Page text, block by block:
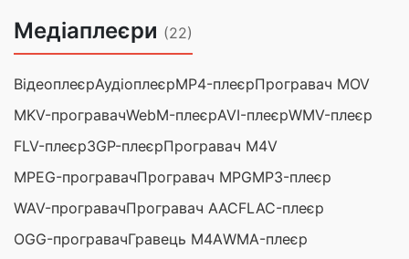
Медіаплеєри (22)
ВідеоплеєрАудіоплеєрMP4-плеєрПрогравач MOV
MKV-програвачWebM-плеєрAVI-плеєрWMV-плеєр
FLV-плеєр3GP-плеєрПрогравач M4V
MPEG-програвачПрогравач MPGMP3-плеєр
WAV-програвачПрогравач AACFLAC-плеєр
OGG-програвачГравець M4AWMA-плеєр